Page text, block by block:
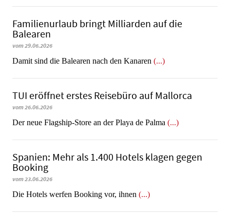
Familienurlaub bringt Milliarden auf die
Balearen
vom 29.06.2026
​​​​​​​Damit sind die Balearen nach den Kanaren (...)
TUI eröffnet erstes Reisebüro auf Mallorca
vom 26.06.2026
Der neue Flagship-Store an der Playa de Palma (...)
Spanien: Mehr als 1.400 Hotels klagen gegen
Booking
vom 23.06.2026
​​​​​​​Die Hotels werfen Booking vor, ihnen (...)